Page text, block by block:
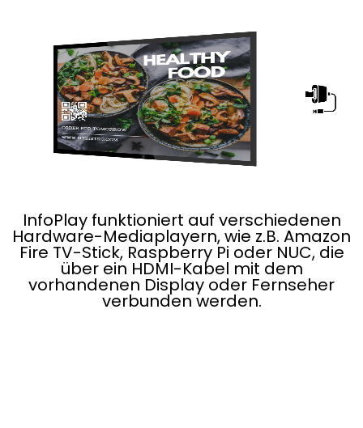
InfoPlay funktioniert auf verschiedenen
Hardware-Mediaplayern, wie z.B. Amazon
Fire TV-Stick, Raspberry Pi oder NUC, die
über ein HDMI-Kabel mit dem
vorhandenen Display oder Fernseher
verbunden werden.